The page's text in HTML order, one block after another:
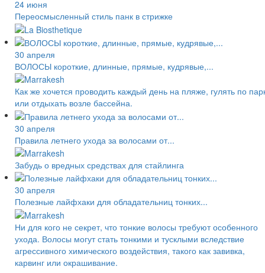
24 июня
Переосмысленный стиль панк в стрижке
30 апреля
ВОЛОСЫ короткие, длинные, прямые, кудрявые,...
Как же хочется проводить каждый день на пляже, гулять по
или отдыхать возле бассейна.
30 апреля
Правила летнего ухода за волосами от...
Забудь о вредных средствах для стайлинга
30 апреля
Полезные лайфхаки для обладательниц тонких...
Ни для кого не секрет, что тонкие волосы требуют особенного
ухода. Волосы могут стать тонкими и тусклыми вследствие
агрессивного химического воздействия, такого как завивка,
карвинг или окрашивание.